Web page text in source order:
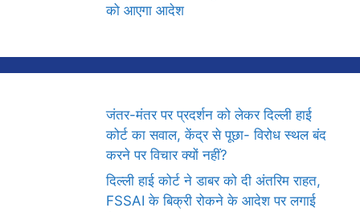
को आएगा आदेश
जंतर-मंतर पर प्रदर्शन को लेकर दिल्ली हाई
कोर्ट का सवाल, केंद्र से पूछा- विरोध स्थल बंद
करने पर विचार क्यों नहीं?
दिल्ली हाई कोर्ट ने डाबर को दी अंतरिम राहत,
FSSAI के बिक्री रोकने के आदेश पर लगाई